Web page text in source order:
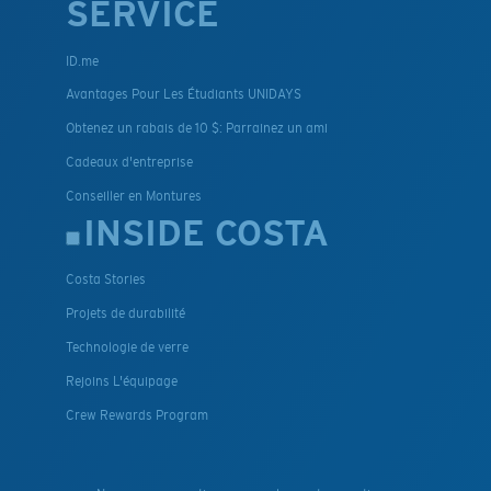
SERVICE
ID.me
Avantages Pour Les Étudiants UNIDAYS
Obtenez un rabais de 10 $: Parrainez un ami
Cadeaux d'entreprise
Conseiller en Montures
INSIDE COSTA
Costa Stories
Projets de durabilité
Technologie de verre
Rejoins L'équipage
Crew Rewards Program